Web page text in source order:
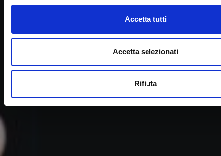
Accetta tutti
Accetta selezionati
Rifiuta